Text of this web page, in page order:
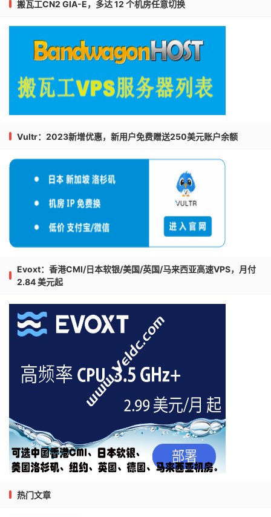
搬瓦工CN2 GIA-E，多达 12 个机房任意切换
Vultr：2023新增优惠，新用户免费赠送250美元账户余额
Evoxt：香港CMI/日本软银/美国/英国/马来西亚高速VPS，月付
2.84 美元起
热门文章